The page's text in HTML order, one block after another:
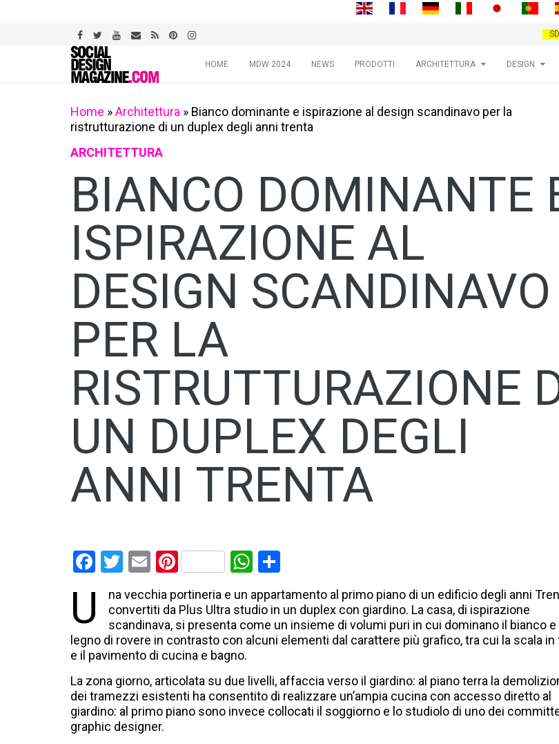
to
HOME MDW 2024 NEWS PRODOTTI ARCHITETTURA DESIGN
Home »Architettura » Bianco dominante e ispirazione al design scandinavo per la
ristrutturazione di un duplex degli anni trenta
ARCHITETTURA
BIANCO DOMINANTE
ISPIRAZIONE AL
DESIGN SCANDINAVO
PER LA
RISTRUTTURAZIONE
UN DUPLEX DEGLI
ANNI TRENTA
Facebook
Twitter
EmailPinterestWhatsApp
U
na vecchia portineria e un appartamento al primo piano di un edificio degli anni
convertiti da Plus Ultra studio in un duplex con giardino. La casa, di ispirazione
scandinava, si presenta come un insieme di volumi puri in cui dominano il bianco e
legno di rovere in contrasto con alcuni elementi dal carattere più grafico, tra cui la scala
e il pavimento di cucina e bagno.
La zona giorno, articolata su due livelli, affaccia verso il giardino: al piano terra la
dei tramezzi esistenti ha consentito di realizzare un’ampia cucina con accesso diretto al
giardino: al primo piano sono invece collocati il soggiorno e lo studiolo di uno dei
graphic designer.